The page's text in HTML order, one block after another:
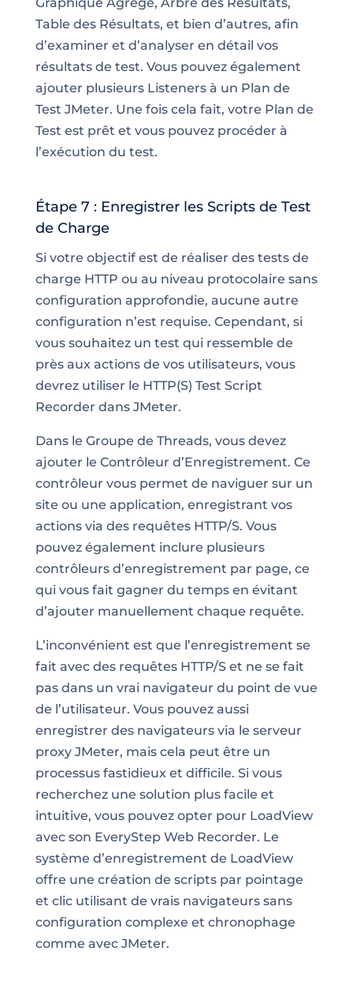
Table des Résultats, et bien d’autres, afin
d’examiner et d’analyser en détail vos
résultats de test. Vous pouvez également
ajouter plusieurs Listeners à un Plan de
Test JMeter. Une fois cela fait, votre Plan de
Test est prêt et vous pouvez procéder à
l’exécution du test.
Étape 7 : Enregistrer les Scripts de Test
de Charge
Si votre objectif est de réaliser des tests de
charge HTTP ou au niveau protocolaire sans
configuration approfondie, aucune autre
configuration n’est requise. Cependant, si
vous souhaitez un test qui ressemble de
près aux actions de vos utilisateurs, vous
devrez utiliser le HTTP(S) Test Script
Recorder dans JMeter.
Dans le Groupe de Threads, vous devez
ajouter le Contrôleur d’Enregistrement. Ce
contrôleur vous permet de naviguer sur un
site ou une application, enregistrant vos
actions via des requêtes HTTP/S. Vous
pouvez également inclure plusieurs
contrôleurs d’enregistrement par page, ce
qui vous fait gagner du temps en évitant
d’ajouter manuellement chaque requête.
L’inconvénient est que l’enregistrement se
fait avec des requêtes HTTP/S et ne se fait
pas dans un vrai navigateur du point de vue
de l’utilisateur. Vous pouvez aussi
enregistrer des navigateurs via le serveur
proxy JMeter, mais cela peut être un
processus fastidieux et difficile. Si vous
recherchez une solution plus facile et
intuitive, vous pouvez opter pour LoadView
avec son EveryStep Web Recorder. Le
système d’enregistrement de LoadView
offre une création de scripts par pointage
et clic utilisant de vrais navigateurs sans
configuration complexe et chronophage
comme avec JMeter.